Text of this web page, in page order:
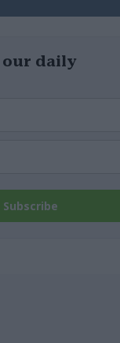
our daily
Subscribe